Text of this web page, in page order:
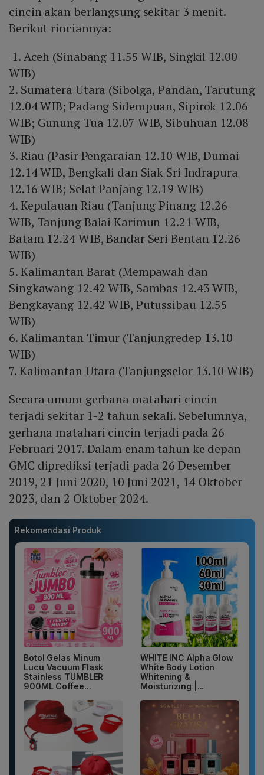
cincin akan berlangsung sekitar 3 menit.
Berikut rinciannya:
1. Aceh (Sinabang 11.55 WIB, Singkil 12.00
WIB)
2. Sumatera Utara (Sibolga, Pandan, Tarutung
12.04 WIB; Padang Sidempuan, Sipirok 12.06
WIB; Gunung Tua 12.07 WIB, Sibuhuan 12.08
WIB)
3. Riau (Pasir Pengaraian 12.10 WIB, Dumai
12.14 WIB, Bengkali dan Siak Sri Indrapura
12.16 WIB; Selat Panjang 12.19 WIB)
4. Kepulauan Riau (Tanjung Pinang 12.26
WIB, Tanjung Balai Karimun 12.21 WIB,
Batam 12.24 WIB, Bandar Seri Bentan 12.26
WIB)
5. Kalimantan Barat (Mempawah dan
Singkawang 12.42 WIB, Sambas 12.43 WIB,
Bengkayang 12.42 WIB, Putussibau 12.55
WIB)
6. Kalimantan Timur (Tanjungredep 13.10
WIB)
7. Kalimantan Utara (Tanjungselor 13.10 WIB)
Secara umum gerhana matahari cincin
terjadi sekitar 1-2 tahun sekali. Sebelumnya,
gerhana matahari cincin terjadi pada 26
Februari 2017. Dalam enam tahun ke depan
GMC diprediksi terjadi pada 26 Desember
2019, 21 Juni 2020, 10 Juni 2021, 14 Oktober
2023, dan 2 Oktober 2024.
Rekomendasi Produk
Botol Gelas Minum
Lucu Vacuum Flask
Stainless TUMBLER
900ML Coffee...
WHITE INC Alpha Glow
White Body Lotion
Whitening &
Moisturizing |...